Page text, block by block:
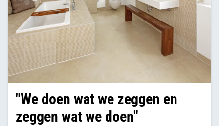
"We doen wat we zeggen en
zeggen wat we doen"